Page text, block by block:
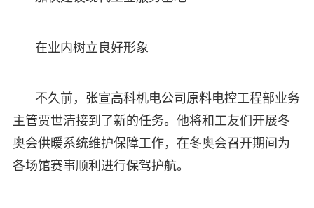
在业内树立良好形象
不久前，张宣高科机电公司原料电控工程部业务
主管贾世清接到了新的任务。他将和工友们开展冬
奥会供暖系统维护保障工作，在冬奥会召开期间为
各场馆赛事顺利进行保驾护航。